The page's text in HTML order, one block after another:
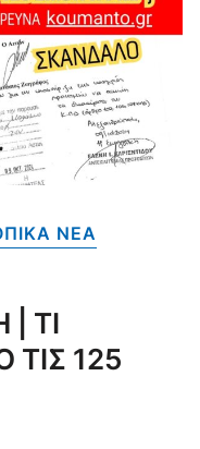
NEA
ΤΙ
ΤΙΣ 125